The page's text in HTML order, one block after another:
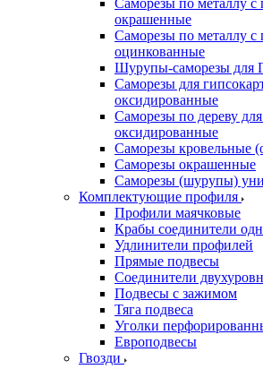
Саморезы по металлу с
окрашенные
Саморезы по металлу с
оцинкованные
Шурупы-саморезы для
Саморезы для
оксидированные
Саморезы по дереву
оксидированные
Саморезы кровельные
Саморезы окрашенные
Саморезы (шурупы)
Комплектующие профиля
Профили маячковые
Крабы соединители
Удлинители профилей
Прямые подвесы
Соединители
Подвесы с зажимом
Тяга подвеса
Уголки
Европодвесы
Гвозди